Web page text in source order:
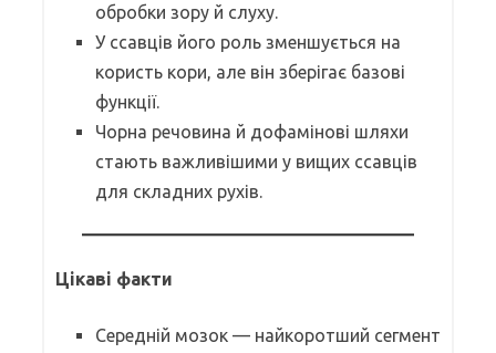
обробки зору й слуху.
У ссавців його роль зменшується на
користь кори, але він зберігає базові
функції.
Чорна речовина й дофамінові шляхи
стають важливішими у вищих ссавців
для складних рухів.
Цікаві факти
Середній мозок — найкоротший сегмент